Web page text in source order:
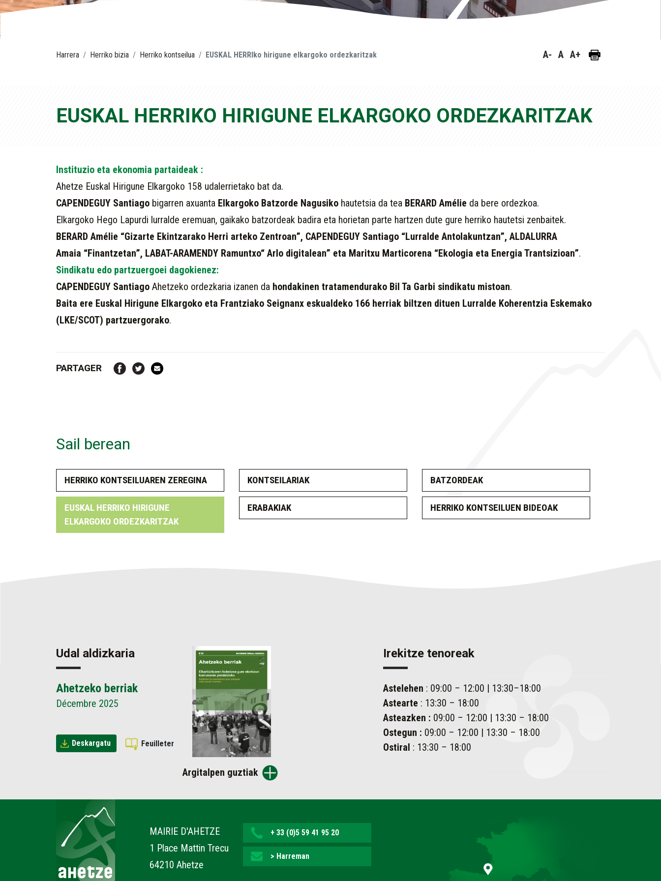
Harrera Herriko bizia Herriko kontseilua EUSKAL HERRIko hirigune elkargoko ordezkaritzak A- A A+
EUSKAL HERRIKO HIRIGUNE ELKARGOKO ORDEZKARITZAK
Instituzio eta ekonomia partaideak :
Ahetze Euskal Hirigune Elkargoko 158 udalerrietako bat da.
CAPENDEGUY Santiago bigarren axuanta Elkargoko Batzorde Nagusiko hautetsia da tea BERARD Amélie da bere ordezkoa.
Elkargoko Hego Lapurdi lurralde eremuan, gaikako batzordeak badira eta horietan parte hartzen dute gure herriko hautetsi zenbaitek.
BERARD Amélie “Gizarte Ekintzarako Herri arteko Zentroan”, CAPENDEGUY Santiago “Lurralde Antolakuntzan”, ALDALURRA
Amaia “Finantzetan”, LABAT-ARAMENDY Ramuntxo“ Arlo digitalean” eta Maritxu Marticorena “Ekologia eta Energia Trantsizioan”.
Sindikatu edo partzuergoei dagokienez:
CAPENDEGUY Santiago Ahetzeko ordezkaria izanen da hondakinen tratamendurako Bil Ta Garbi sindikatu mistoan.
Baita ere Euskal Hirigune Elkargoko eta Frantziako Seignanx eskualdeko 166 herriak biltzen dituen Lurralde Koherentzia Eskemako
(LKE/SCOT) partzuergorako.
PARTAGER
Sail berean
HERRIKO KONTSEILUAREN ZEREGINA KONTSEILARIAK BATZORDEAK
EUSKAL HERRIKO HIRIGUNE
ELKARGOKO ORDEZKARITZAK
ERABAKIAK HERRIKO KONTSEILUEN BIDEOAK
Udal aldizkaria
Ahetzeko berriak
Décembre 2025
Deskargatu Feuilleter
Argitalpen guztiak
Irekitze tenoreak
Astelehen : 09:00 – 12:00 | 13:30–18:00
Astearte : 13:30 – 18:00
Asteazken : 09:00 – 12:00 | 13:30 – 18:00
Ostegun : 09:00 – 12:00 | 13:30 – 18:00
Ostiral : 13:30 – 18:00
MAIRIE D'AHETZE
1 Place Mattin Trecu
64210 Ahetze
+ 33 (0)5 59 41 95 20
> Harreman